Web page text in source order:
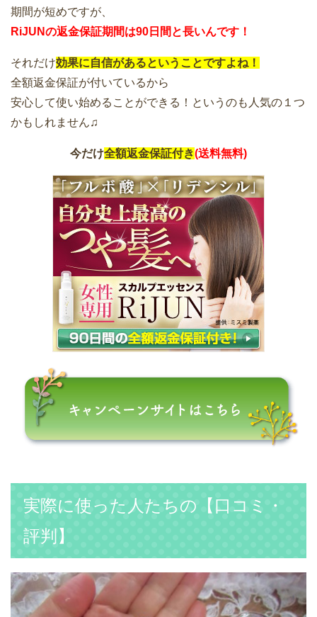
期間が短めですが、
RiJUNの返金保証期間は90日間と長いんです！
それだけ効果に自信があるということですよね！
全額返金保証が付いているから
安心して使い始めることができる！というのも人気の１つ
かもしれません♫
今だけ全額返金保証付き(送料無料)
実際に使った人たちの【口コミ・
評判】